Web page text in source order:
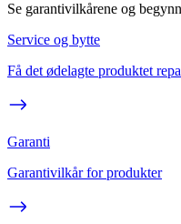
Se garantivilkårene og
Service og bytte
Få det ødelagte produktet
Garanti
Garantivilkår for produkter